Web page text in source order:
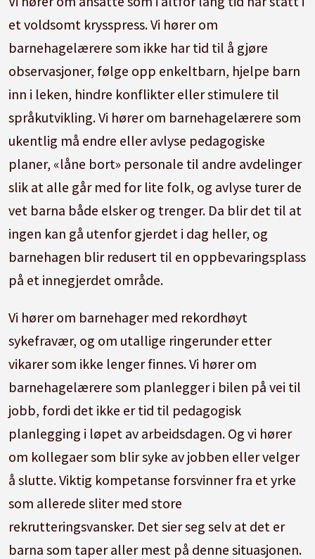
et voldsomt krysspress. Vi hører om
barnehagelærere som ikke har tid til å gjøre
observasjoner, følge opp enkeltbarn, hjelpe barn
inn i leken, hindre konflikter eller stimulere til
språkutvikling. Vi hører om barnehagelærere som
ukentlig må endre eller avlyse pedagogiske
planer, «låne bort» personale til andre avdelinger
slik at alle går med for lite folk, og avlyse turer de
vet barna både elsker og trenger. Da blir det til at
ingen kan gå utenfor gjerdet i dag heller, og
barnehagen blir redusert til en oppbevaringsplass
på et innegjerdet område.
Vi hører om barnehager med rekordhøyt
sykefravær, og om utallige ringerunder etter
vikarer som ikke lenger finnes. Vi hører om
barnehagelærere som planlegger i bilen på vei til
jobb, fordi det ikke er tid til pedagogisk
planlegging i løpet av arbeidsdagen. Og vi hører
om kollegaer som blir syke av jobben eller velger
å slutte. Viktig kompetanse forsvinner fra et yrke
som allerede sliter med store
rekrutteringsvansker. Det sier seg selv at det er
barna som taper aller mest på denne situasjonen.